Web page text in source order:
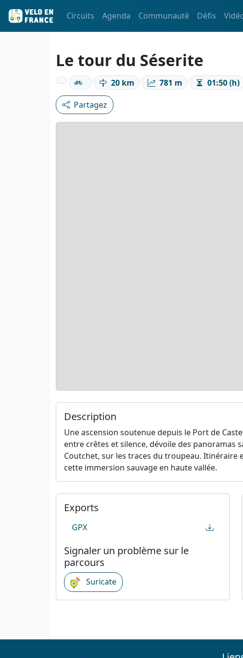
Circuits Agenda Communauté Défis
Le tour du Séserite
20 km 781 m 01:50 (h)
Partagez
Description
Une ascension soutenue depuis le Port de
entre crêtes et silence, dévoile des panoramas
Coutchet, sur les traces du troupeau. Itinéraire
cette immersion sauvage en haute vallée.
Exports
GPX
Signaler un problème sur le
parcours
Suricate